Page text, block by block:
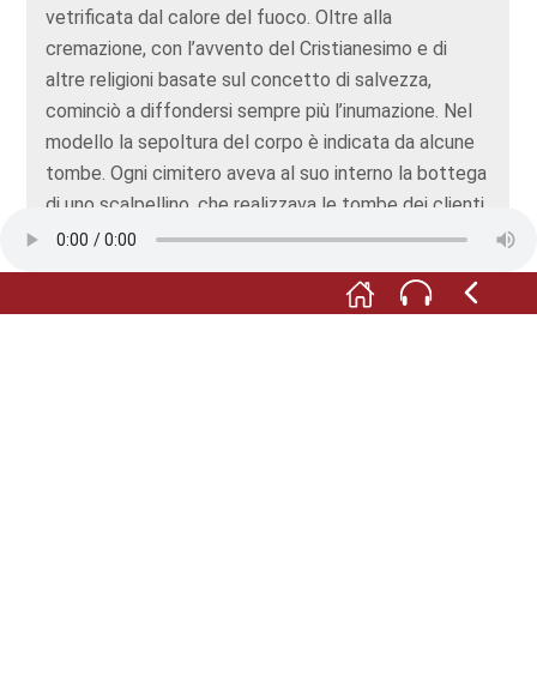
vetrificata dal calore del fuoco. Oltre alla
cremazione, con l’avvento del Cristianesimo e di
altre religioni basate sul concetto di salvezza,
cominciò a diffondersi sempre più l’inumazione. Nel
modello la sepoltura del corpo è indicata da alcune
tombe. Ogni cimitero aveva al suo interno la bottega
di uno scalpellino, che realizzava le tombe dei clienti
più agiati. Nell’episodio „La cena di Trimalchione“,
tratta dal Satyricon, Petronio racconta i retroscena
di un sontuoso funerale. Durante una cena, un ricco